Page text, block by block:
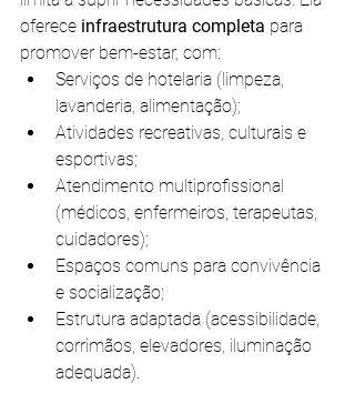
oferece infraestrutura completa para
promover bem-estar, com:
Serviços de hotelaria (limpeza,
lavanderia, alimentação);
Atividades recreativas, culturais e
esportivas;
Atendimento multiprofissional
(médicos, enfermeiros, terapeutas,
cuidadores);
Espaços comuns para convivência
e socialização;
Estrutura adaptada (acessibilidade,
corrimãos, elevadores, iluminação
adequada).